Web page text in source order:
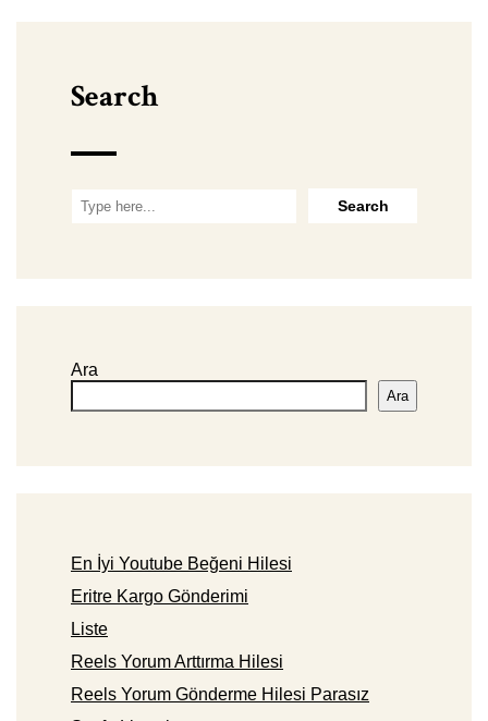
Search
Ara
Ara
En İyi Youtube Beğeni Hilesi
Eritre Kargo Gönderimi
Liste
Reels Yorum Arttırma Hilesi
Reels Yorum Gönderme Hilesi Parasız